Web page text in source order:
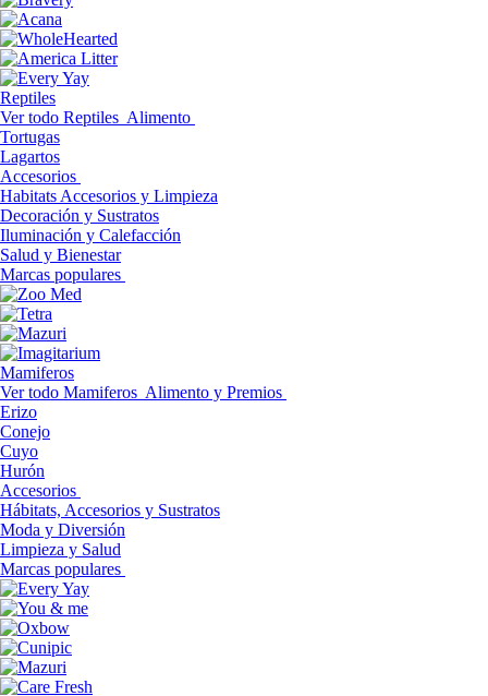
Reptiles
Ver todo Reptiles Alimento
Tortugas
Lagartos
Accesorios
Habitats Accesorios y Limpieza
Decoración y Sustratos
Iluminación y Calefacción
Salud y Bienestar
Marcas populares
Mamiferos
Ver todo Mamiferos Alimento y Premios
Erizo
Conejo
Cuyo
Hurón
Accesorios
Hábitats, Accesorios y Sustratos
Moda y Diversión
Limpieza y Salud
Marcas populares